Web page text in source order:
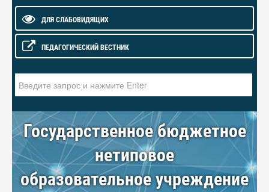
ДЛЯ СЛАБОВИДЯЩИХ
ПЕДАГОГИЧЕСКИЙ ВЕСТНИК
Государственное бюджетное
нетиповое
образовательное учреждение